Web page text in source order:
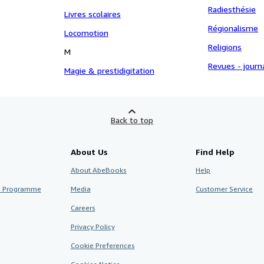
Livres scolaires
Locomotion
M
Magie & prestidigitation
Radiesthésie
Régionalisme
Religions
Revues -
Back to top
About Us
About AbeBooks
Media
Careers
Privacy Policy
Cookie Preferences
Find Help
Help
Customer Service